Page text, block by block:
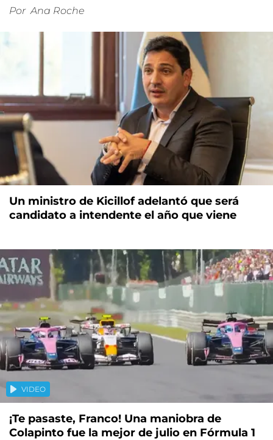
Por Ana Roche
Un ministro de Kicillof adelantó que será
candidato a intendente el año que viene
VIDEO
¡Te pasaste, Franco! Una maniobra de
Colapinto fue la mejor de julio en Fórmula 1